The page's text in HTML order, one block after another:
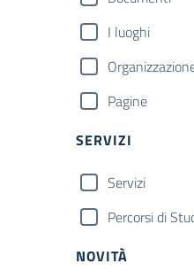
I luoghi
Pagine
SERVIZI
Servizi
Percorsi di
NOVITÀ